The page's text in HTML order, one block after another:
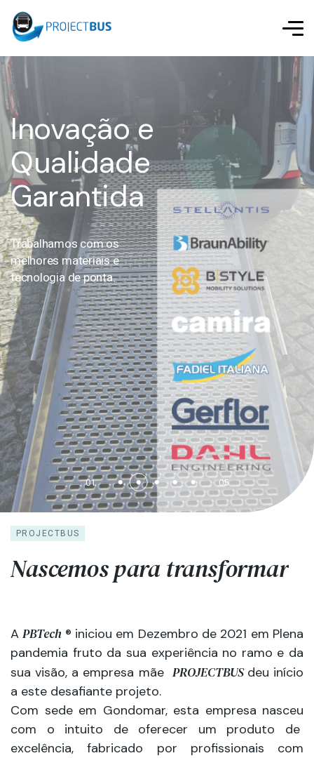
Inovação e
Qualidade
Garantida
Trabalhamos com os
melhores materiais e
tecnologia de ponta.
01 05
PROJECTBUS
Nascemos para transformar
APBTech ® iniciou em Dezembro de 2021 em Plena
pandemia fruto da sua experiência no ramo e da
sua visão, a empresa mãe PROJECTBUS deu início
a este desafiante projeto.
Com sede em Gondomar, esta empresa nasceu
com o intuito de oferecer um produto de
excelência, fabricado por profissionais com